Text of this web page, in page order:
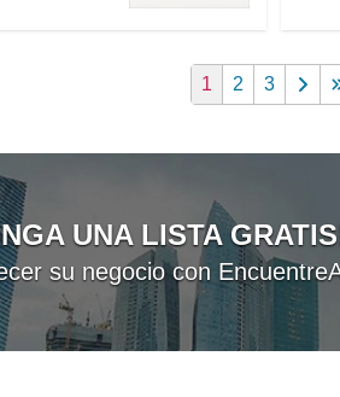
1 2 3
UNA LISTA
su negocio con